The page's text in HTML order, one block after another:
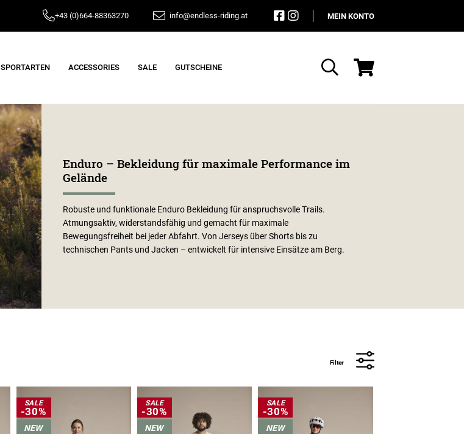
+43 (0)664-88363270 info@endless-riding.at MEIN KONTO
SPORTARTEN ACCESSORIES SALE GUTSCHEINE
Suche
Enduro – Bekleidung für maximale Performance im
Gelände
Robuste und funktionale Enduro Bekleidung für anspruchsvolle Trails.
Atmungsaktiv, widerstandsfähig und gemacht für maximale
Bewegungsfreiheit bei jeder Abfahrt. Von Jerseys über Shorts bis zu
technischen Pants und Jacken – entwickelt für intensive Einsätze am Berg.
Filter
SALE
-30%
NEW
SALE
-30%
NEW
SALE
-30%
NEW